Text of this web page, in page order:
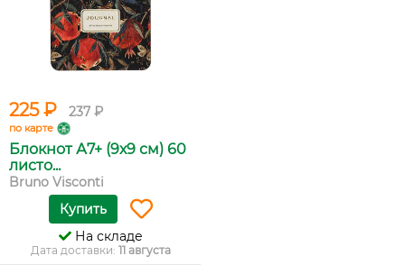
225 ₽ 237 ₽
по карте
Блокнот А7+ (9х9 см) 60
листо...
Bruno Visconti
Купить
На складе
Дата доставки: 11 августа